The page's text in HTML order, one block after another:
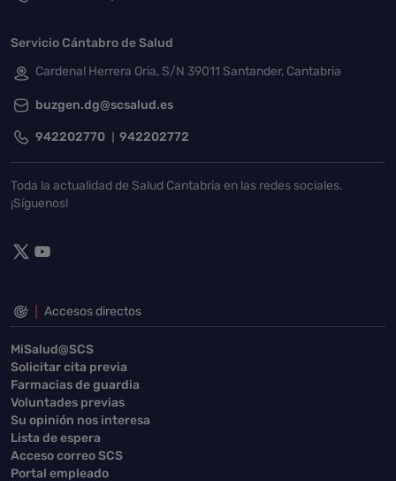
Servicio Cántabro de Salud
Cardenal Herrera Oria, S/N 39011 Santander, Cantabria
buzgen.dg@scsalud.es
942202770 942202772
Toda la actualidad de Salud Cantabria en las redes sociales.
¡Síguenos!
Accesos directos
MiSalud@SCS
Solicitar cita previa
Farmacias de guardia
Voluntades previas
Su opinión nos interesa
Lista de espera
Acceso correo SCS
Portal empleado